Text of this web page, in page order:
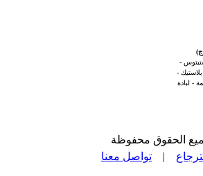
ستيتوس -
-
سيور ركابات - حزام بطن - شكيمة - لبادة
| تواصل معنا